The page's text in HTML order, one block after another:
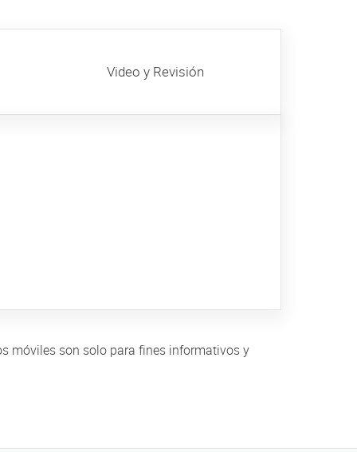
Video y Revisión
móviles son solo para fines informativos y